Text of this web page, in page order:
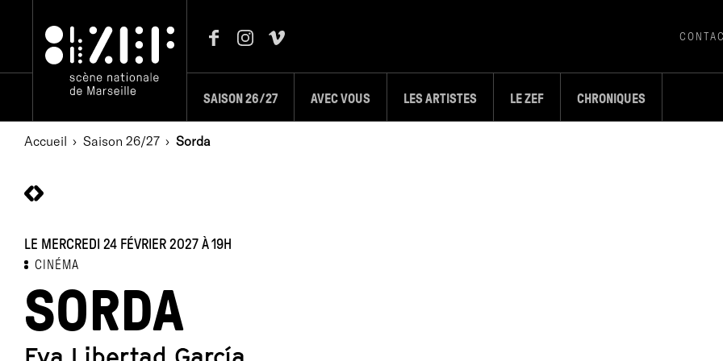
SAISON 26/27 AVEC VOUS LES ARTISTES LE ZEF CHRONIQUES
Accueil Saison 26/27 Sorda
LE MERCREDI 24 FÉVRIER 2027 À 19H
CINÉMA
SORDA